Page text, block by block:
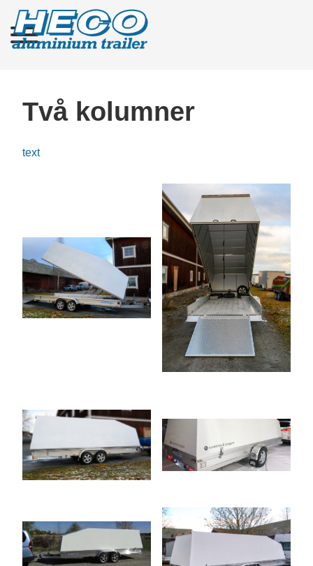
Två kolumner
text